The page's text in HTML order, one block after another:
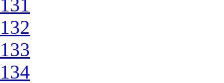
131
132
133
134